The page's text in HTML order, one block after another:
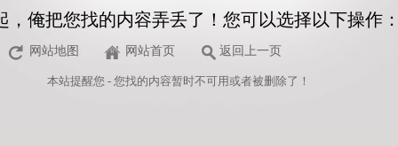
，俺把您找的内容弄丢了！您可以选择以下操作
网站地图 网站首页 返回上一页
本站提醒您 - 您找的内容暂时不可用或者被删除了！